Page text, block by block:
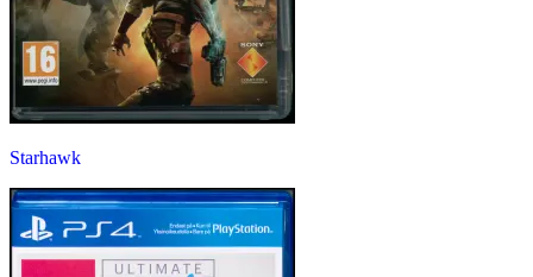
Starhawk